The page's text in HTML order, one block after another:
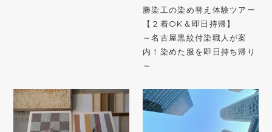
勝染工の染め替え体験ツアー
【２着OK＆即日持帰】
～名古屋黒紋付染職人が案
内！染めた服を即日持ち帰り
～